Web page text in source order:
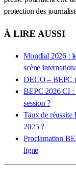
protection des
À LIRE AUSSI
Mondial 2026 :
scène
DECO – BEPC
BEPC 2026 CI :
session ?
Taux de réussite
2025 ?
Proclamation
ligne